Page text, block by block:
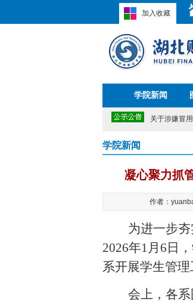
加入收藏
学院新闻
关于2026年
关于开展“
关于公布学
湖北财税职
2024年湖北
关于涉嫌冒
关于2021年
关于2026年
关于开展“我
关于公布学
2024年湖北
关于2022年
湖北财税职
关于2021年
学院新闻
凝心聚力抓
作者：
为进一步
2026年1月6日
系开展学生管理
会上，各